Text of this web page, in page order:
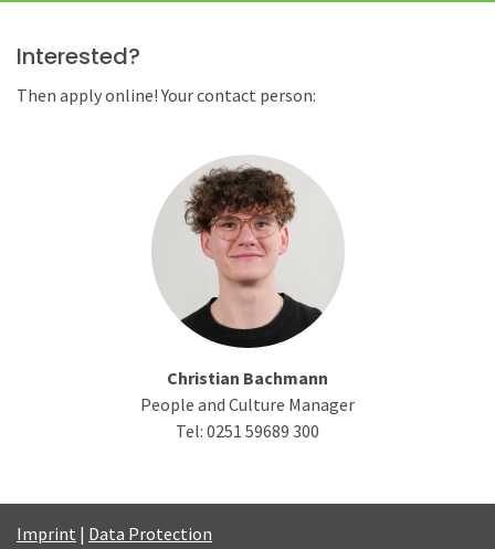
Interested?
Then apply online! Your contact person:
Christian Bachmann
People and Culture Manager
Tel: 0251 59689 300
Imprint | Data Protection